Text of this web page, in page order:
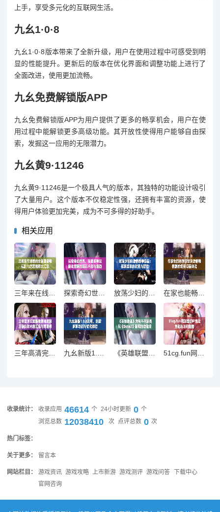
上手，享受多元化的互联网生活。
九幺1·0·8
九幺1·0·8版本带来了全新升级，用户在使用过程中可感受到明
显的性能提升。更新后的版本在优化界面和调整功能上进行了
全面改进，使用更加流畅。
九幺免费解锁版APP
九幺免费解锁版APP为用户提供了更多的畅享机会，用户在使
用过程中能解锁更多高级功能。其开放性使得用户能够自由探
索，发掘这一应用的无限潜力。
九幺黄9·11246
九幺黄9·11246是一个极具人气的版本，其独特的功能设计吸引
了大量用户。这个版本不仅稳定性强，还拥有丰富的资源，使
得用户体验更加完美，成为不可多得的好助手。
相关应用
三年高清完整版免费播放第三季精彩内容汇总与观后感 九幺新版1.0.8发布，新增多项功能与优化体验 《英雄联盟》为何不开发类似《Dota2》游廊的功能探讨 51cg.fun网站最新IP地址查询与访问指南
收录统计： 收录应用 46614 个 24小时更新 0 个
浏览总数 12038410 次 点评总数 0 次
热门标签：
关于更多： 留言本
网站栏目： 游戏资讯 游戏攻略 上市新游 游戏测评 游戏问答
下载中心
官网咨询